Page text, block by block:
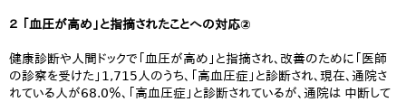
２ 「血圧が高め」と指摘されたことへの対応②
健康診断や人間ドックで「血圧が高め」と指摘され、改善のために「医師
の診察を受けた」1,715人のうち、「高血圧症」と診断され、現在、通院さ
れている人が68.0％、「高血圧症」と診断されているが、通院は 中断して